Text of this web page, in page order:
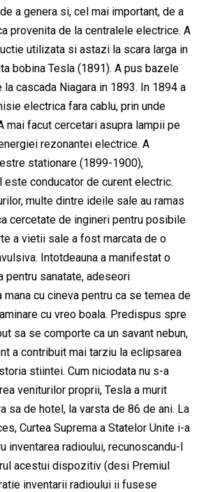
a genera si, cel mai important, de a
provenita de la centralele electrice. A
utilizata si astazi la scara larga in
bobina Tesla (1891). A pus bazele
cascada Niagara in 1893. In 1894 a
electrica fara cablu, prin unde
mai facut cercetari asupra lampii pe
rezonantei electrice. A
stationare (1899-1900),
este conducator de curent electric.
multe dintre ideile sale au ramas
cercetate de ingineri pentru posibile
a vietii sale a fost marcata de o
Intotdeauna a manifestat o
pentru sanatate, adeseori
cu cineva pentru ca se temea de
cu vreo boala. Predispus spre
sa se comporte ca un savant nebun,
a contribuit mai tarziu la eclipsarea
stiintei. Cum niciodata nu s-a
veniturilor proprii, Tesla a murit
sa de hotel, la varsta de 86 de ani. La
Curtea Suprema a Statelor Unite i-a
inventarea radioului, recunoscandu-l
acestui dispozitiv (desi Premiul
inventarii radioului ii fusese